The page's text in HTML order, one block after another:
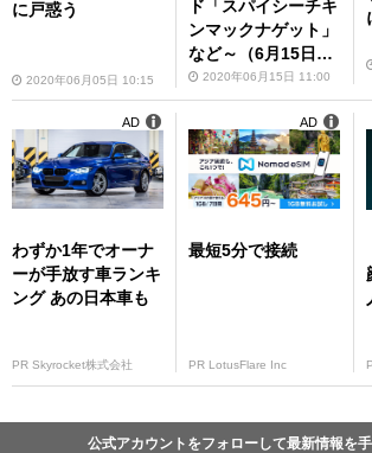
に戸惑う
2020年06月05日 10:15
ド「スパイシーチキ
ンマックナゲット」
など～（6月15日～
6月21日）
2020年06月15日 11:00
わずか1年でオーナ
ーが手放す車ランキ
ング あの日本車も
PR Skyrocket株式会社
AD
最短5分で接続
PR LotusFlare Inc
AD
公式アカウントをフォローして最新情報を